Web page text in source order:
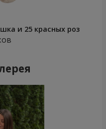
51 разноцветная роза
4 922 грн
Заказать